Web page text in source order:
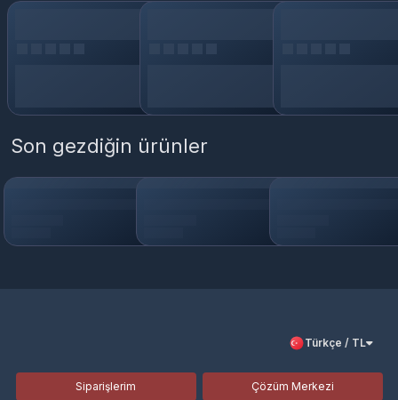
Son gezdiğin ürünler
Türkçe / TL
Siparişlerim Çözüm Merkezi